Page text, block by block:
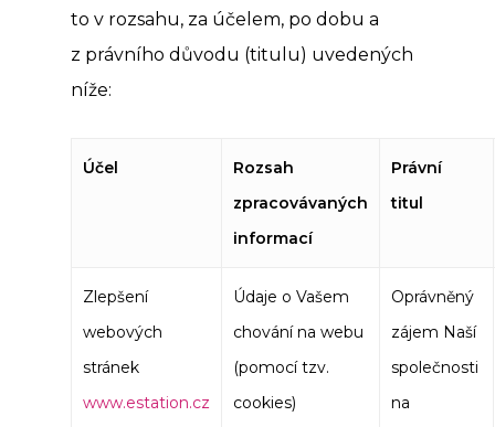
to v rozsahu, za účelem, po dobu a
z právního důvodu (titulu) uvedených
níže:
Účel
Rozsah
zpracovávaných
informací
Právní
titul
Zlepšení
webových
stránek
www.estation.cz
Údaje o Vašem
chování na webu
(pomocí tzv.
cookies)
Oprávněný
zájem Naší
společnosti
na